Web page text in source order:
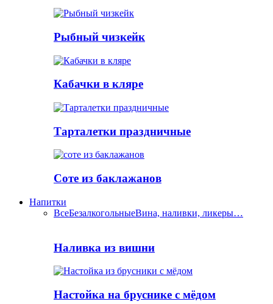
Рыбный чизкейк
Кабачки в кляре
Тарталетки праздничные
Соте из баклажанов
Напитки
ВсеБезалкогольныеВина, наливки, ликеры…
Наливка из вишни
Настойка на бруснике с мёдом